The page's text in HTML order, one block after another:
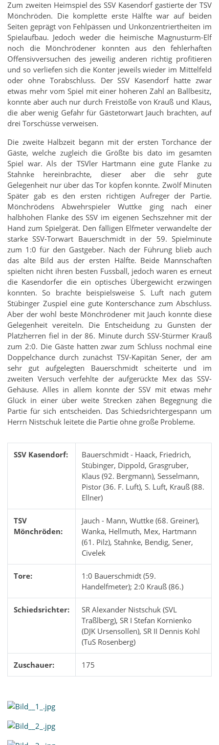
Zum zweiten Heimspiel des SSV Kasendorf gastierte der TSV
Mönchröden. Die komplette erste Hälfte war auf beiden
Seiten geprägt von Fehlpässen und Unkonzentriertheiten im
Spielaufbau. Jedoch weder die heimische Magnusturm-Elf
noch die Mönchrödener konnten aus den fehlerhaften
Offensivversuchen des jeweilig anderen richtig profitieren
und so verliefen sich die Konter jeweils wieder im Mittelfeld
oder ohne Torabschluss. Der SSV Kasendorf hatte zwar
etwas mehr vom Spiel mit einer höheren Zahl an Ballbesitz,
konnte aber auch nur durch Freistöße von Krauß und Klaus,
die aber wenig Gefahr für Gästetorwart Jauch brachten, auf
drei Torschüsse verweisen.
Die zweite Halbzeit begann mit der ersten Torchance der
Gäste, welche zugleich die Größte bis dato im gesamten
Spiel war. Als der TSVler Hartmann eine gute Flanke zu
Stahnke hereinbrachte, dieser aber die sehr gute
Gelegenheit nur über das Tor köpfen konnte. Zwölf Minuten
Später gab es den ersten richtigen Aufreger der Partie.
Mönchrödens Abwehrspieler Wuttke ging nach einer
halbhohen Flanke des SSV im eigenen Sechszehner mit der
Hand zum Spielgerät. Den fälligen Elfmeter verwandelte der
starke SSV-Torwart Bauerschmidt in der 59. Spielminute
zum 1:0 für den Gastgeber. Nach der Führung blieb auch
das alte Bild aus der ersten Hälfte. Beide Mannschaften
spielten nicht ihren besten Fussball, jedoch waren es erneut
die Kasendorfer die ein optisches Übergewicht erzwingen
konnten. So brachte beispielsweise S. Luft nach gutem
Stübinger Zuspiel eine gute Konterschance zum Abschluss.
Aber der wohl beste Mönchrödener mit Jauch konnte diese
Gelegenheit vereiteln. Die Entscheidung zu Gunsten der
Platzherren fiel in der 86. Minute durch SSV-Stürmer Krauß
zum 2:0. Die Gäste hatten zwar zum Schluss nochmal eine
Doppelchance durch zunächst TSV-Kapitän Sener, der am
sehr gut aufgelegten Bauerschmidt scheiterte und im
zweiten Versuch verfehlte der aufgerückte Mex das SSV-
Gehäuse. Alles in allem konnte der SSV mit etwas mehr
Glück in einer über weite Strecken zähen Begegnung die
Partie für sich entscheiden. Das Schiedsrichtergespann um
Herrn Nistschuk leitete die Partie ohne große Probleme.
SSV Kasendorf:
Bauerschmidt - Haack, Friedrich,
Stübinger, Dippold, Grasgruber,
Klaus (92. Bergmann), Sesselmann,
Pistor (36. F. Luft), S. Luft, Krauß (88.
Ellner)
TSV
Mönchröden:
Jauch - Mann, Wuttke (68. Greiner),
Wanka, Hellmuth, Mex, Hartmann
(61. Pilz), Stahnke, Bendig, Sener,
Civelek
Tore:
1:0 Bauerschmidt (59.
Handelfmeter); 2:0 Krauß (86.)
Schiedsrichter:
SR Alexander Nistschuk (SVL
Traßlberg), SR I Stefan Kornienko
(DJK Ursensollen), SR II Dennis Kohl
(TuS Rosenberg)
Zuschauer: 175